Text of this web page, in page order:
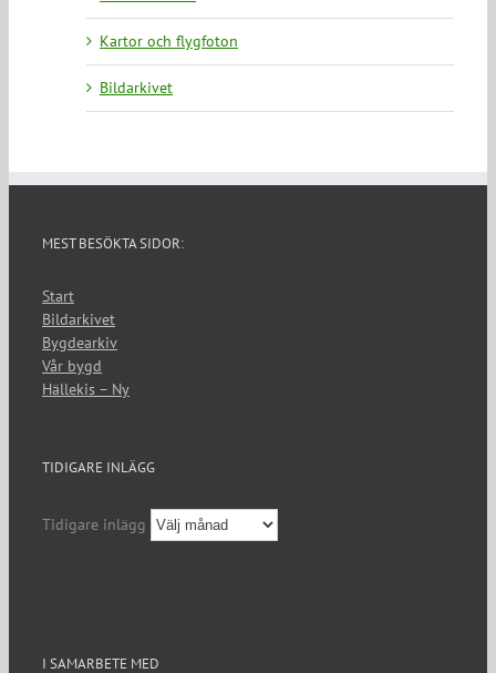
Kartor och flygfoton
Bildarkivet
MEST BESÖKTA SIDOR:
Start
Bildarkivet
Bygdearkiv
Vår bygd
Hällekis – Ny
TIDIGARE INLÄGG
Tidigare inlägg
I SAMARBETE MED